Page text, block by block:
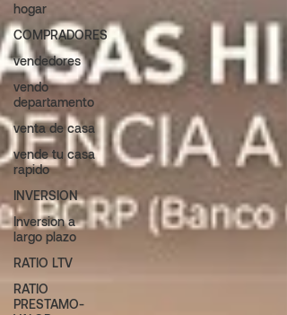
hogar
COMPRADORES
vendedores
vendo
departamento
venta de casa
vende tu casa
rapido
INVERSION
Inversion a
largo plazo
RATIO LTV
RATIO
PRESTAMO-